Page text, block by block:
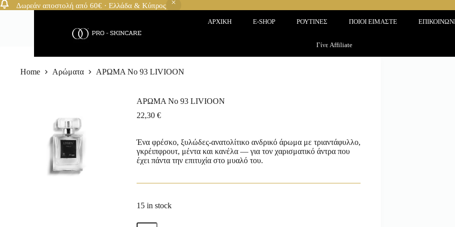
Δωρεάν αποστολή από 60€ · Ελλάδα & Κύπρος
ΑΡΧΙΚΗ E-SHOP ΡΟΥΤΙΝΕΣ ΠΟΙΟΙ ΕΙΜΑΣΤΕ
Γίνε Affiliate
Home Αρώματα ΑΡΩΜΑ No 93 LIVIOON
ΑΡΩΜΑ No 93 LIVIOON
22,30 €
Ένα φρέσκο, ξυλώδες-ανατολίτικο ανδρικό άρωμα με τριαντάφυλλο,
γκρέιπφρουτ, μέντα και κανέλα — για τον χαρισματικό άντρα που
έχει πάντα την επιτυχία στο μυαλό του.
15 in stock